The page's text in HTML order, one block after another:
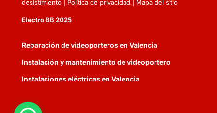
desistimiento| Política de privacidad Mapa del sitio
Electro BB 2025
Reparación de videoporteros en Valencia
Instalación y mantenimiento de videoportero
Instalaciones eléctricas en Valencia